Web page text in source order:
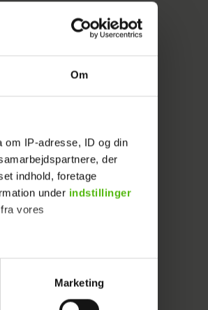
Om
IP-adresse, ID og din
der
indhold, foretage
under indstillinger
vores
indhold til dig.
Marketing
: Her